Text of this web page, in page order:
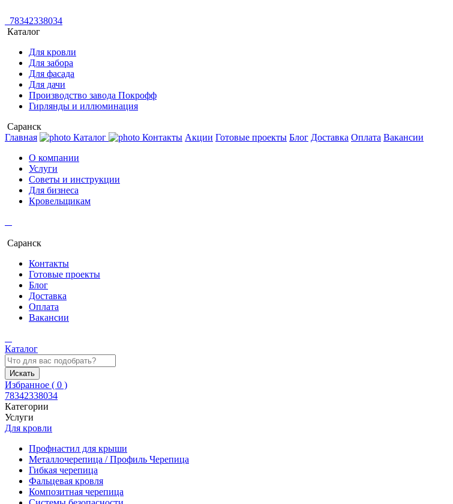
78342338034
Каталог
Для кровли
Для забора
Для фасада
Для дачи
Производство завода Покрофф
Гирлянды и иллюминация
Саранск
Главная
Каталог Контакты Акции Готовые проекты Блог Доставка Оплата Вакансии
О компании
Услуги
Советы и инструкции
Для бизнеса
Кровельщикам
Саранск
Контакты
Готовые проекты
Блог
Доставка
Оплата
Вакансии
Каталог
Искать
Избранное ( 0 )
78342338034
Категории
Услуги
Для кровли
Профнастил для крыши
Металлочерепица / Профиль Черепица
Гибкая черепица
Фальцевая кровля
Композитная черепица